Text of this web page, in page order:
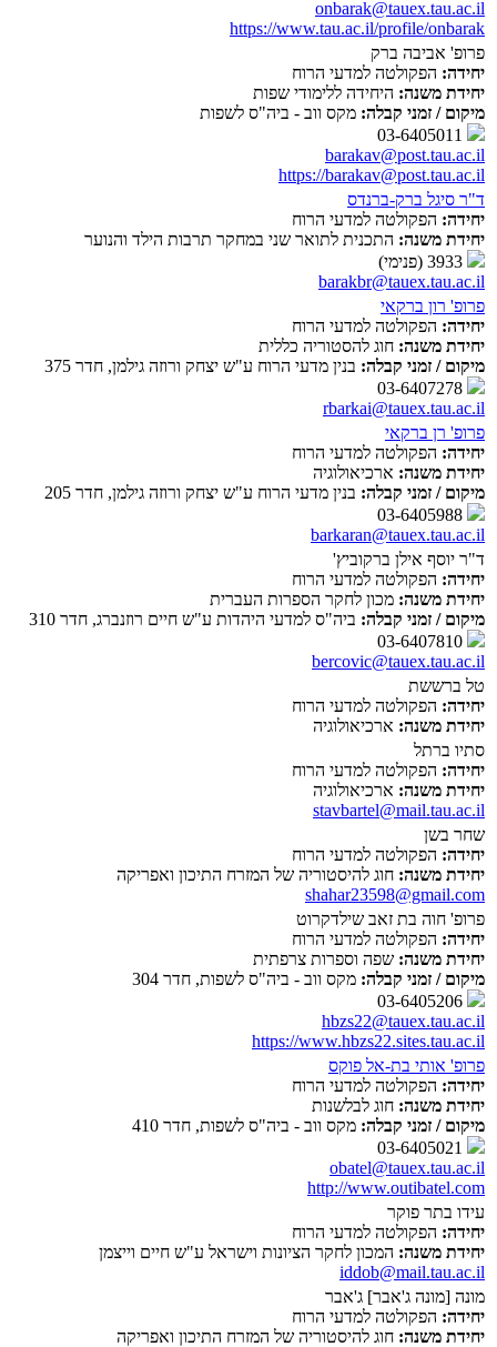
onbarak@tauex.tau.ac.il
https://www.tau.ac.il/profile/onbarak
פרופ' אביבה ברק
יחידה: הפקולטה למדעי הרוח
יחידת משנה: היחידה ללימודי שפות
מיקום / זמני קבלה: מקס ווב - ביה"ס לשפות
barakav@post.tau.ac.il
https://barakav@post.tau.ac.il
ד"ר סיגל ברק-ברנדס
יחידה: הפקולטה למדעי הרוח
יחידת משנה: התכנית לתואר שני במחקר תרבות הילד והנוער
barakbr@tauex.tau.ac.il
פרופ' רון ברקאי
יחידה: הפקולטה למדעי הרוח
יחידת משנה: חוג להסטוריה כללית
מיקום / זמני קבלה: בנין מדעי הרוח ע"ש יצחק ורוזה גילמן, חדר 375
rbarkai@tauex.tau.ac.il
פרופ' רן ברקאי
יחידה: הפקולטה למדעי הרוח
יחידת משנה: ארכיאולוגיה
מיקום / זמני קבלה: בנין מדעי הרוח ע"ש יצחק ורוזה גילמן, חדר 205
barkaran@tauex.tau.ac.il
ד"ר יוסף אילן ברקוביץ'
יחידה: הפקולטה למדעי הרוח
יחידת משנה: מכון לחקר הספרות העברית
מיקום / זמני קבלה: ביה"ס למדעי היהדות ע"ש חיים רוזנברג, חדר 310
bercovic@tauex.tau.ac.il
טל ברששת
יחידה: הפקולטה למדעי הרוח
יחידת משנה: ארכיאולוגיה
סתיו ברתל
יחידה: הפקולטה למדעי הרוח
יחידת משנה: ארכיאולוגיה
stavbartel@mail.tau.ac.il
שחר בשן
יחידה: הפקולטה למדעי הרוח
יחידת משנה: חוג להיסטוריה של המזרח התיכון ואפריקה
shahar23598@gmail.com
פרופ' חוה בת זאב שילדקרוט
יחידה: הפקולטה למדעי הרוח
יחידת משנה: שפה וספרות צרפתית
מיקום / זמני קבלה: מקס ווב - ביה"ס לשפות, חדר 304
hbzs22@tauex.tau.ac.il
https://www.hbzs22.sites.tau.ac.il
פרופ' אותי בת-אל פוקס
יחידה: הפקולטה למדעי הרוח
יחידת משנה: חוג לבלשנות
מיקום / זמני קבלה: מקס ווב - ביה"ס לשפות, חדר 410
obatel@tauex.tau.ac.il
http://www.outibatel.com
עידו בתר פוקר
יחידה: הפקולטה למדעי הרוח
יחידת משנה: המכון לחקר הציונות וישראל ע"ש חיים וייצמן
iddob@mail.tau.ac.il
מונה [מונה ג'אבר] ג'אבר
יחידה: הפקולטה למדעי הרוח
יחידת משנה: חוג להיסטוריה של המזרח התיכון ואפריקה